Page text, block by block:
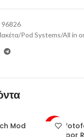
96826
Pod Systems/All in
Mod -40%
Vapor